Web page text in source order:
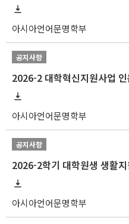
아시아언어문명학부
공지사항
아시아언어문명학부
공지사항
2026-2학기 대학원생 생활
아시아언어문명학부